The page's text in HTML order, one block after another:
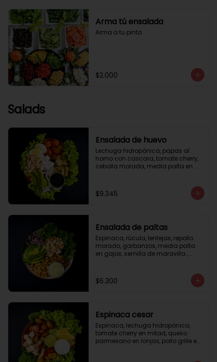
Arma tú ensalada
Arma a tu pinta
$2.000
Salads
Ensalada de huevo
Lechuga hidropónica, papas al
horno con cascara, tomate cherry,
cebolla morada, media palta en
balsámica.
$9.345
Ensalada de paltas
Espinaca, rúcula, lentejas, repollo
morado, garbanzos, media palta
en gajos, semilla de maravilla ,
$6.300
Espinaca cesar
Espinaca, lechuga hidropónica,
tomate cherry en mitad, queso
parmesano en lonjas, pollo grille en